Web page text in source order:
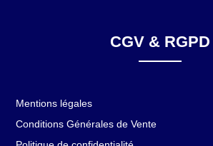
CGV & RGPD
Mentions légales
Conditions Générales de Vente